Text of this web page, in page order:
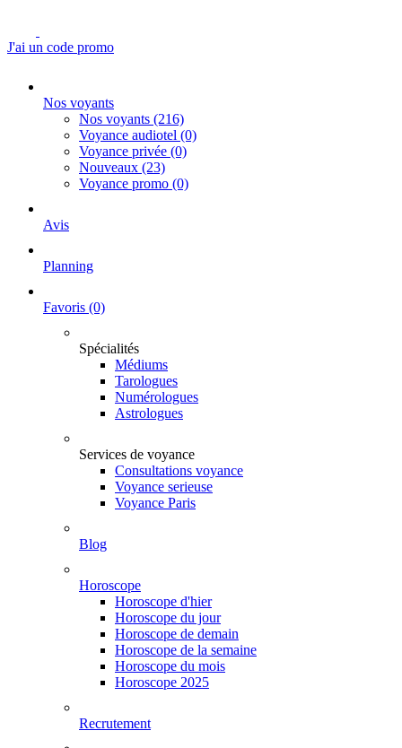
J'ai un code promo
Nos voyants
Nos voyants (216)
Voyance audiotel (0)
Voyance privée (0)
Nouveaux (23)
Voyance promo (0)
Avis
Planning
Favoris (0)
Spécialités
Médiums
Tarologues
Numérologues
Astrologues
Services de voyance
Consultations voyance
Voyance serieuse
Voyance Paris
Blog
Horoscope
Horoscope d'hier
Horoscope du jour
Horoscope de demain
Horoscope de la semaine
Horoscope du mois
Horoscope 2025
Recrutement